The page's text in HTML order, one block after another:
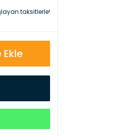
taksitlerle!
Ekle